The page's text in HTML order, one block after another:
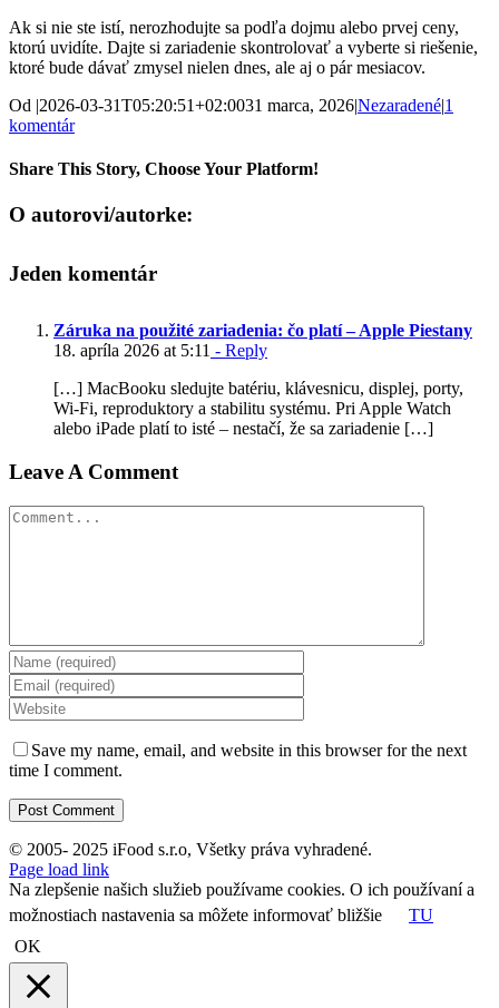
Ak si nie ste istí, nerozhodujte sa podľa dojmu alebo prvej ceny,
ktorú uvidíte. Dajte si zariadenie skontrolovať a vyberte si riešenie,
ktoré bude dávať zmysel nielen dnes, ale aj o pár mesiacov.
Od |2026-03-31T05:20:51+02:0031 marca, 2026|Nezaradené|1
komentár
Share This Story, Choose Your Platform!
Facebook
X
Reddit
LinkedIn
Tumblr
Pinterest
Vk
Email
O autorovi/autorke:
Jeden komentár
Záruka na použité zariadenia: čo platí – Apple Piestany
18. apríla 2026 at 5:11 - Reply
[…] MacBooku sledujte batériu, klávesnicu, displej, porty,
Wi-Fi, reproduktory a stabilitu systému. Pri Apple Watch
alebo iPade platí to isté – nestačí, že sa zariadenie […]
Leave A Comment
Comment
Save my name, email, and website in this browser for the next
time I comment.
© 2005- 2025 iFood s.r.o, Všetky práva vyhradené.
Facebook
Instagram
Page load link
Na zlepšenie našich služieb používame cookies. O ich používaní a
možnostiach nastavenia sa môžete informovať bližšie
TU
OK